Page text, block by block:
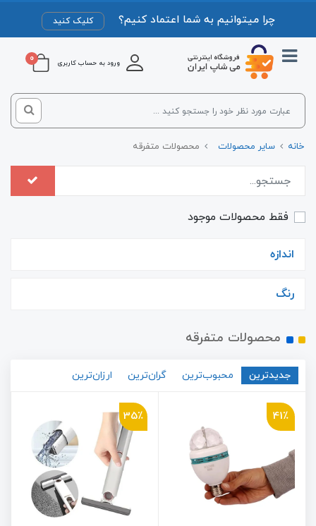
چرا میتوانیم به شما اعتماد کنیم؟ کلیک کنید
ورود به حساب کاربری 0
خانه سایر محصولات محصولات متفرقه
فقط محصولات موجود
اندازه
رنگ
محصولات متفرقه
جدیدترین محبوب‌ترین گران‌ترین ارزان‌ترین
41٪ 35٪